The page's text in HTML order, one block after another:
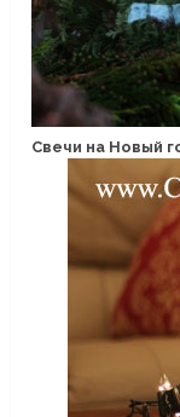
Свечи на Новый